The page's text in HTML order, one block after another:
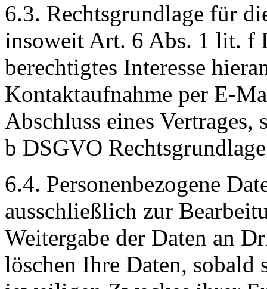
6.3. Rechtsgrundlage für
insoweit Art. 6 Abs. 1 lit. f
berechtigtes Interesse
Kontaktaufnahme per E-
Abschluss eines
b DSGVO
6.4. Personenbezogene
ausschließlich zur
Weitergabe der Daten an
löschen Ihre Daten, sobald